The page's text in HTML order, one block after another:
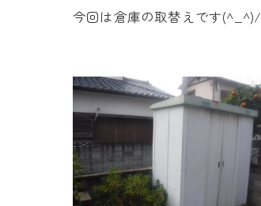
今回は倉庫の取替えです(^_^)/